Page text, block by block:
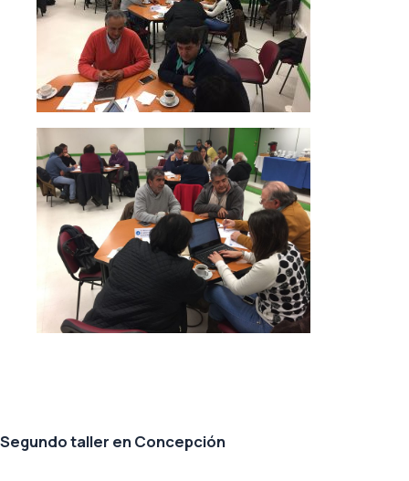
Segundo taller en Concepción